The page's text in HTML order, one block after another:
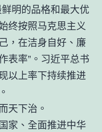
明的品格和最大优
终按照马克思主义
，在洁身自好、廉
表率”。习近平总书
以上率下持续推进
天下治。
家、全面推进中华